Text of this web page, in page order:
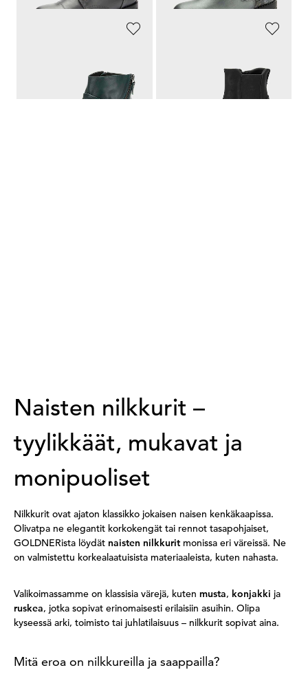
Naisten nilkkurit –
tyylikkäät, mukavat ja
monipuoliset
Nilkkurit ovat ajaton klassikko jokaisen naisen kenkäkaapissa.
Olivatpa ne elegantit korkokengät tai rennot tasapohjaiset,
GOLDNERista löydät naisten nilkkurit monissa eri väreissä. Ne
on valmistettu korkealaatuisista materiaaleista, kuten nahasta.
Valikoimassamme on klassisia värejä, kuten musta, konjakki ja
ruskea, jotka sopivat erinomaisesti erilaisiin asuihin. Olipa
kyseessä arki, toimisto tai juhlatilaisuus – nilkkurit sopivat aina.
Mitä eroa on nilkkureilla ja saappailla?